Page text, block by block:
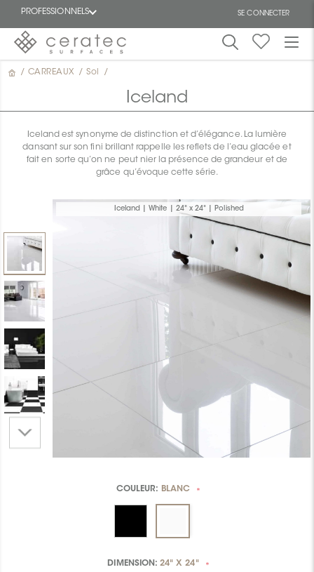
PROFESSIONNELS SE CONNECTER
En
/ CARREAUX / Sol /
Iceland
Iceland est synonyme de distinction et d’élégance. La lumière
dansant sur son fini brillant rappelle les reflets de l’eau glacée et
fait en sorte qu’on ne peut nier la présence de grandeur et de
grâce qu’évoque cette série.
Iceland | White | 24" x 24" | Polished
COULEUR: BLANC *
DIMENSION:24" X 24" *